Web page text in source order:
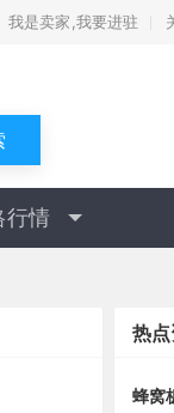
我是卖家,我要进驻
行情
热
蜂窝